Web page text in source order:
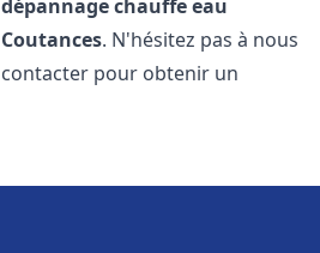
dépannage chauffe eau
Coutances. N'hésitez pas à nous
contacter pour obtenir un